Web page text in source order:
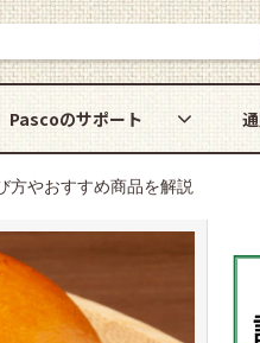
Pascoのサポート
方やおすすめ商品を解説